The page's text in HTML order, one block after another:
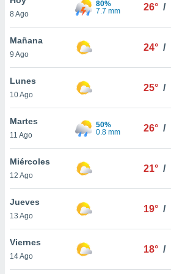
y
en
más
de
8 Ago
80%
7.7 mm
26° /
Mañana
9 Ago
24° /
Lunes
10 Ago
25° /
Martes
11 Ago
50%
0.8 mm
26° /
Miércoles
12 Ago
21° /
Jueves
13 Ago
19° /
Viernes
14 Ago
18° /